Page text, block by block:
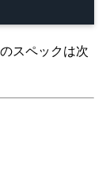
スペックは次